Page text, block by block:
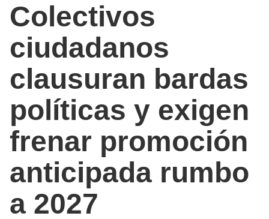
Colectivos
ciudadanos
clausuran bardas
políticas y exigen
frenar promoción
anticipada rumbo
a 2027